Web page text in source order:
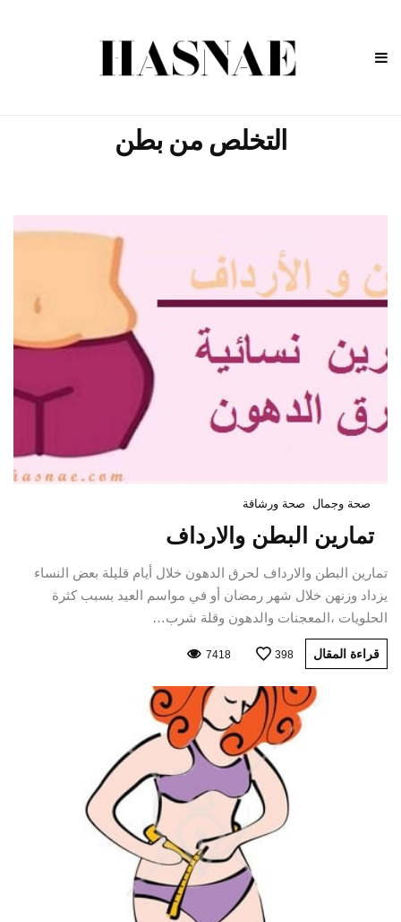
التخلص من بطن
صحة وجمال صحة ورشاقة
تمارين البطن والارداف
تمارين البطن والارداف لحرق الدهون خلال أيام قليلة بعض النساء
يزداد وزنهن خلال شهر رمضان أو في مواسم العيد بسبب كثرة
الحلويات ،المعجنات والدهون وقلة شرب…
قراءة المقال 398
7418